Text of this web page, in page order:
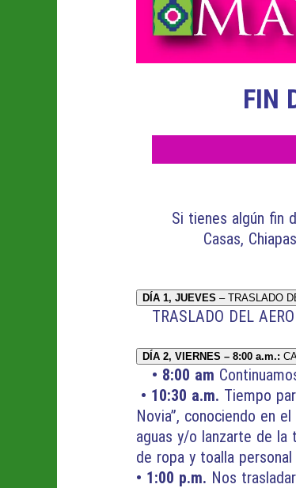
FIN
Si tienes algún fin
Casas,
DÍA 1, JUEVES – TRASLADO
TRASLADO DEL
DÍA 2, VIERNES – 8:00 a.m.:
• 8:00 am
• 10:30 a.m. Tiempo
Novia”, conociendo en
aguas y/o lanzarte de la
de ropa y toalla personal
• 1:00 p.m. Nos